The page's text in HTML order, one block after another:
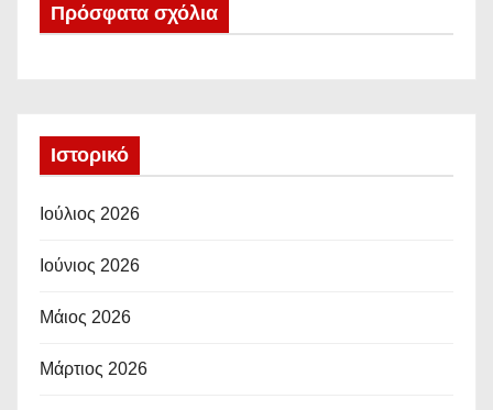
Πρόσφατα σχόλια
Ιστορικό
Ιούλιος 2026
Ιούνιος 2026
Μάιος 2026
Μάρτιος 2026